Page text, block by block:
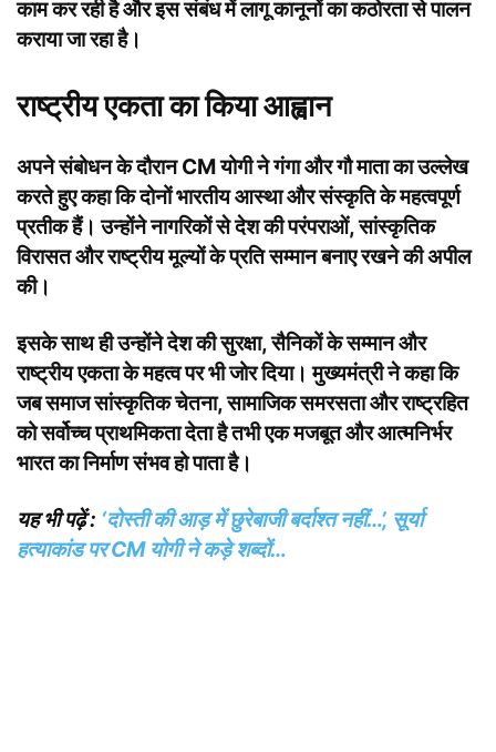
काम कर रही है और इस संबंध में लागू कानूनों का कठोरता से पालन
कराया जा रहा है।
राष्ट्रीय एकता का किया आह्वान
अपने संबोधन के दौरान CM योगी ने गंगा और गौ माता का उल्लेख
करते हुए कहा कि दोनों भारतीय आस्था और संस्कृति के महत्वपूर्ण
प्रतीक हैं। उन्होंने नागरिकों से देश की परंपराओं, सांस्कृतिक
विरासत और राष्ट्रीय मूल्यों के प्रति सम्मान बनाए रखने की अपील
की।
इसके साथ ही उन्होंने देश की सुरक्षा, सैनिकों के सम्मान और
राष्ट्रीय एकता के महत्व पर भी जोर दिया। मुख्यमंत्री ने कहा कि
जब समाज सांस्कृतिक चेतना, सामाजिक समरसता और राष्ट्रहित
को सर्वोच्च प्राथमिकता देता है तभी एक मजबूत और आत्मनिर्भर
भारत का निर्माण संभव हो पाता है।
यह भी पढ़ें : ‘दोस्ती की आड़ में छुरेबाजी बर्दाश्त नहीं…’, सूर्या
हत्याकांड पर CM योगी ने कड़े शब्दों…